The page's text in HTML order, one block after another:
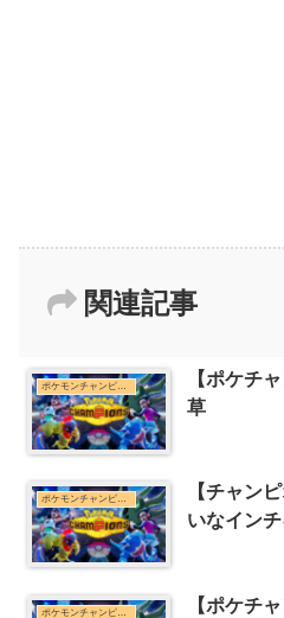
関連記事
ポケモンチャンピオンズまとめ
【ポケチ
草
ポケモンチャンピオンズまとめ
【チャン
いなイン
【ポケチ